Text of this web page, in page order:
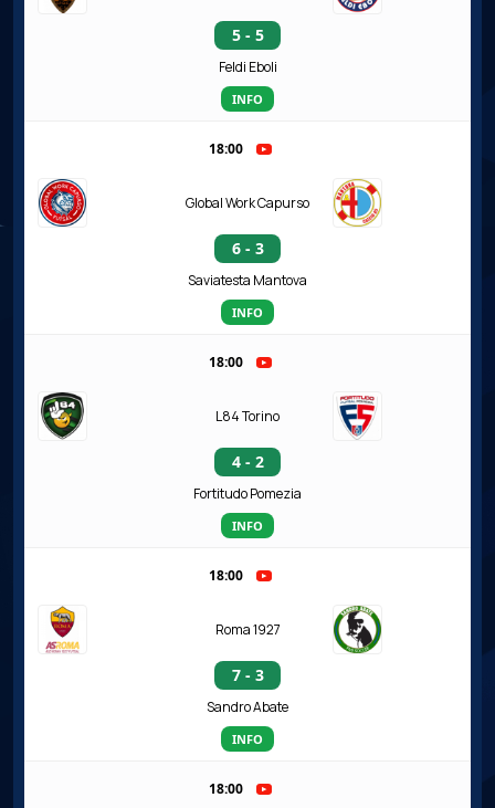
5 - 5
Feldi Eboli
INFO
18:00
Global Work Capurso
6 - 3
Saviatesta Mantova
INFO
18:00
L84 Torino
4 - 2
Fortitudo Pomezia
INFO
18:00
Roma 1927
7 - 3
Sandro Abate
INFO
18:00